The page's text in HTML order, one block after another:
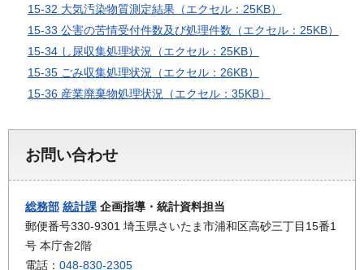
15-32 大気汚染物質測定結果（エクセル：25KB）
15-33 公害の苦情受付件数及び処理件数（エクセル：25KB）
15-34 し尿収集処理状況（エクセル：25KB）
15-35 ごみ収集処理状況（エクセル：26KB）
15-36 産業廃棄物処理状況（エクセル：35KB）
お問い合わせ
総務部 統計課 企画指導・統計資料担当
郵便番号330-9301 埼玉県さいたま市浦和区高砂三丁目15番1
号 本庁舎2階
電話： 048-830-2305